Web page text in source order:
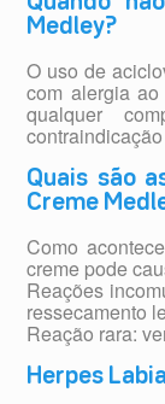
Medley?
O uso de
com alergia
qualquer
Quais são
Creme
Como
creme pode
Reações
ressecamento
Reação rara:
Herpes